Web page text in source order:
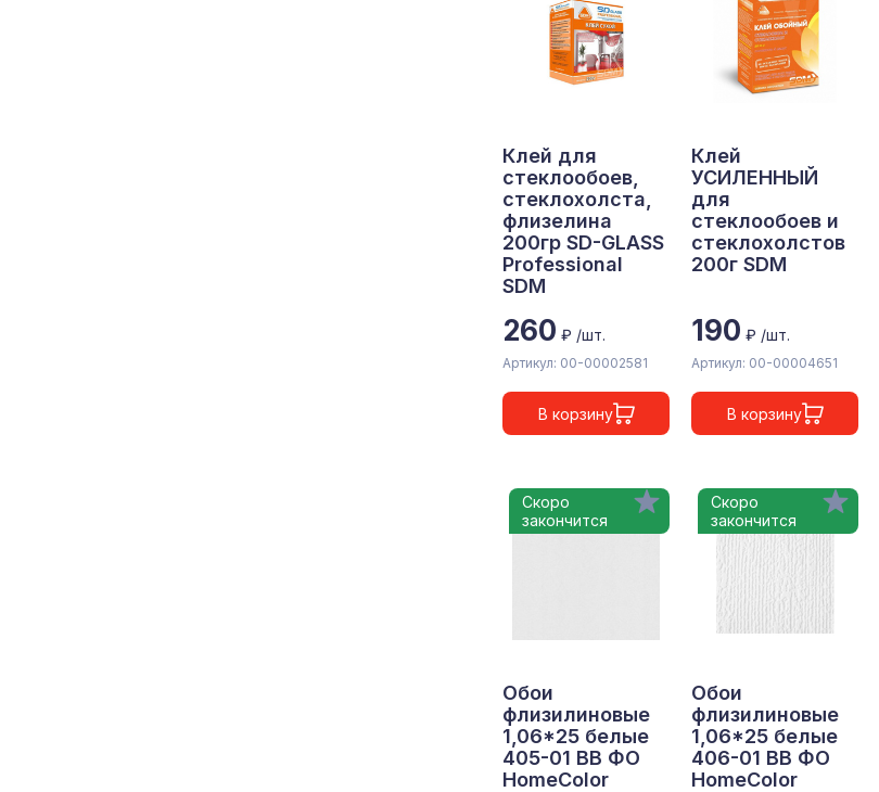
Клей для
стеклообоев,
стеклохолста,
флизелина
200гр SD-GLASS
Professional
SDM
260 ₽ /шт.
Артикул: 00-00002581
В корзину
Клей
УСИЛЕННЫЙ
для
стеклообоев и
стеклохолстов
200г SDM
190 ₽ /шт.
Артикул: 00-00004651
В корзину
Скоро
закончится
Обои
флизилиновые
1,06*25 белые
405-01 ВВ ФО
HomeColor
Скоро
закончится
Обои
флизилиновые
1,06*25 белые
406-01 ВВ ФО
HomeColor